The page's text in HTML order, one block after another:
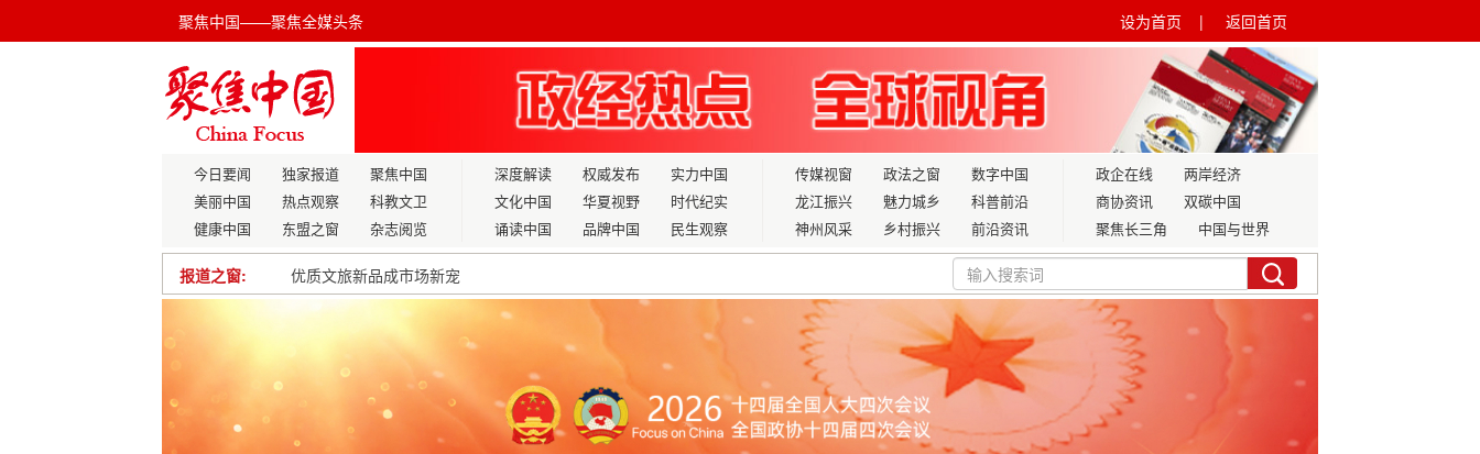
聚焦中国——聚焦全媒头条 返回首页
设为首页 |
今日要闻 独家报道
聚焦中国
美丽中国
热点观察
科教文卫
健康中国
东盟之窗 杂志阅览
深度解读 权威发布
实力中国
文化中国
华夏视野
时代纪实
诵读中国
品牌中国 民生观察
传媒视窗 政法之窗
数字中国
龙江振兴
魅力城乡
科普前沿
神州风采
乡村振兴 前沿资讯
政企在线
两岸经济
商协资讯
双碳中国
聚焦长三角
中国与世界
报道之窗:
优质文旅新品成市场新宠
一根羽毛“买全球卖全球”
浙江推动制造业高端化、智能化、绿色化发展
山东省政协常委、教科卫体委员会副主任武继彪接受纪律审查和监察调查
新年第一展：中国华交会如期开幕